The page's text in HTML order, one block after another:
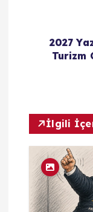
m
2027
Turizm
İlgili